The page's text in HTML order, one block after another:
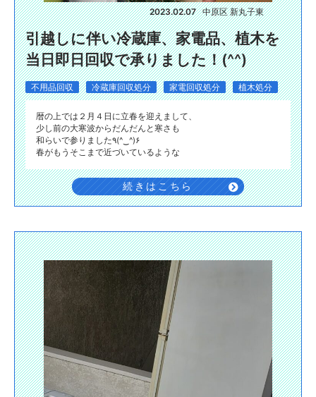
2023.02.07 中原区 新丸子東
引越しに伴い冷蔵庫、家電品、植木を
当日即日回収で承りました！(^^)
不用品回収 冷蔵庫回収処分 家電回収処分 植木処分
暦の上では２月４日に立春を迎えまして、
少し前の大寒波からだんだんと寒さも
和らいで参りました٩(^‿^)۶
春がもうそこまで近づいているような
続きはこちら